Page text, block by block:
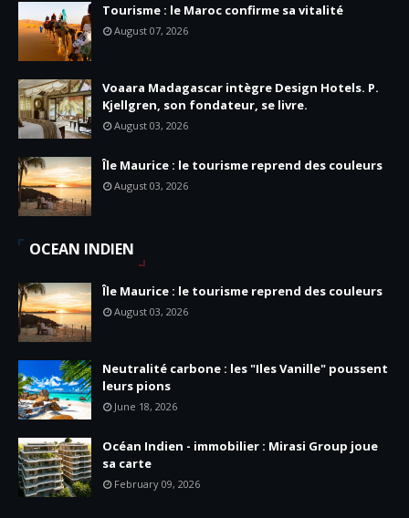
Tourisme : le Maroc confirme sa vitalité
August 07, 2026
Voaara Madagascar intègre Design Hotels. P.
Kjellgren, son fondateur, se livre.
August 03, 2026
Île Maurice : le tourisme reprend des couleurs
August 03, 2026
OCEAN INDIEN
Île Maurice : le tourisme reprend des couleurs
August 03, 2026
Neutralité carbone : les "Iles Vanille" poussent
leurs pions
June 18, 2026
Océan Indien - immobilier : Mirasi Group joue
sa carte
February 09, 2026